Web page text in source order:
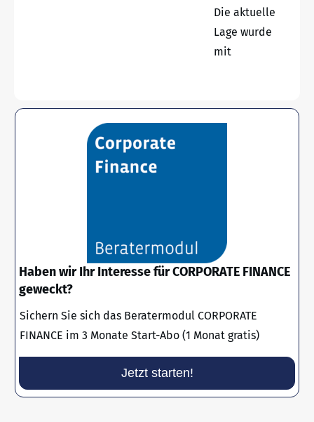
Die aktuelle
Lage wurde
mit
Haben wir Ihr Interesse für CORPORATE FINANCE
geweckt?
Sichern Sie sich das Beratermodul CORPORATE
FINANCE im 3 Monate Start-Abo (1 Monat gratis)
Jetzt starten!